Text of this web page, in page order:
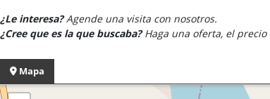
¿Le interesa?Agende una visita con nosotros.
¿Cree que es la que buscaba?Haga una oferta, el precio
Mapa